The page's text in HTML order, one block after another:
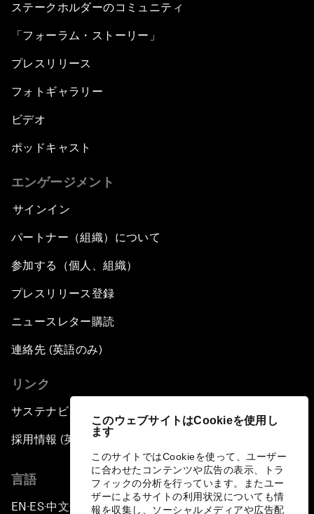
このウェブサイトはCookieを使用し
ます
このサイトではCookieを使って、ユーザー
に合わせたコンテンツや広告の表示、トラ
フィックの分析を行っています。またユー
ザーによるサイトの利用状況についても情
報を収集し、ソーシャルメディアや広告配
ステークホルダーのコミュニティ
「フォーラム・ストーリー」
プレスリリース
フォトギャラリー
ビデオ
ポッドキャスト
エンゲージメント
サインイン
パートナー（組織）について
参加する（個人、組織）
プレスリリース登録
ニュースレター購読
連絡先 (英語のみ)
リンク
サステナビリティへの取り組み
採用情報 (英語のみ)
言語
EN ▪ES▪中文▪ 日本語